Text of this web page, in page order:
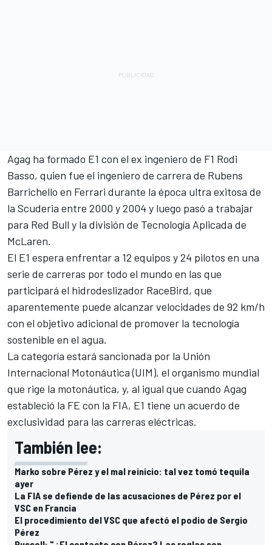
Agag ha formado E1 con el ex ingeniero de F1 Rodi
Basso, quien fue el ingeniero de carrera de Rubens
Barrichello en Ferrari durante la época ultra exitosa de
la Scuderia entre 2000 y 2004 y luego pasó a trabajar
para Red Bull y la división de Tecnología Aplicada de
McLaren.
El E1 espera enfrentar a 12 equipos y 24 pilotos en una
serie de carreras por todo el mundo en las que
participará el hidrodeslizador RaceBird, que
aparentemente puede alcanzar velocidades de 92 km/h
con el objetivo adicional de promover la tecnología
sostenible en el agua.
La categoría estará sancionada por la Unión
Internacional Motonáutica (UIM), el organismo mundial
que rige la motonáutica, y, al igual que cuando Agag
estableció la FE con la FIA, E1 tiene un acuerdo de
exclusividad para las carreras eléctricas.
También lee:
Marko sobre Pérez y el mal reinicio: tal vez tomó tequila
ayer
La FIA se defiende de las acusaciones de Pérez por el
VSC en Francia
El procedimiento del VSC que afectó el podio de Sergio
Pérez